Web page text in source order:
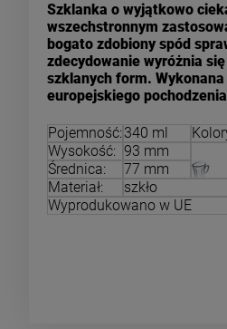
Szklanka o wyjątkowo
wszechstronnym
bogato zdobiony spód
zdecydowanie wyróżnia
szklanych form. Wykonana
europejskiego
Pojemność:340 ml
Wysokość: 93 mm
Średnica:
77 mm
Materiał:
szkło
Wyprodukowano w UE